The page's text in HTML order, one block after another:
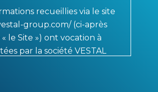
recueillies via le site
group.com/ (ci-après
le Site ») ont vocation à
par la société VESTAL